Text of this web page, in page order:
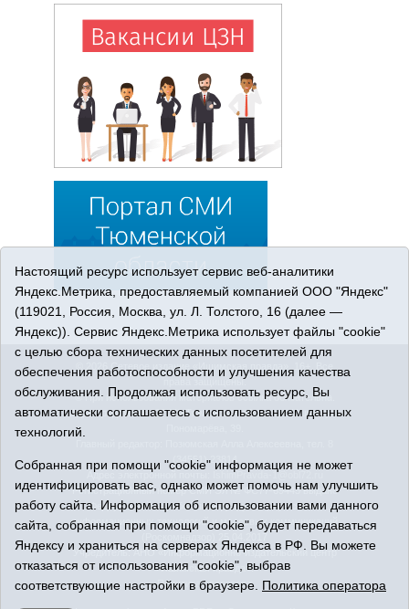
© 2026 Сетевое издание «Ишимская правда». 16+. Все
права защищены.
© При использовании материалов ссылка обязательна.
Адрес редакции: 627750 Тюменская область, г. Ишим, ул.
(34551) 23814
Адрес электронной почты:
IshimPravda-1@obl72.ru
Регистрационный номер СМИ Эл № ФС77-69445 выдано
Федеральной службой по надзору в сфере связи,
информационных технологий и массовых коммуникаций
Учредитель: АНО «Информационно-издательский центр
«Ишимская правда».
Политика оператора
Настоящий ресурс использует сервис веб-аналитики
Яндекс.Метрика, предоставляемый компанией ООО "Яндекс"
(119021, Россия, Москва, ул. Л. Толстого, 16 (далее —
Яндекс)). Сервис Яндекс.Метрика использует файлы "cookie"
с целью сбора технических данных посетителей для
обеспечения работоспособности и улучшения качества
обслуживания. Продолжая использовать ресурс, Вы
автоматически соглашаетесь с использованием данных
технологий.
Собранная при помощи "cookie" информация не может
идентифицировать вас, однако может помочь нам улучшить
работу сайта. Информация об использовании вами данного
сайта, собранная при помощи "cookie", будет передаваться
Яндексу и храниться на серверах Яндекса в РФ. Вы можете
отказаться от использования "cookie", выбрав
соответствующие настройки в браузере. Политика оператора